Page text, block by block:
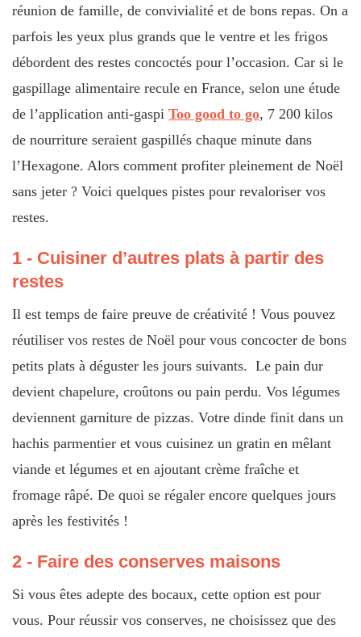
réunion de famille, de convivialité et de bons repas. On a
parfois les yeux plus grands que le ventre et les frigos
débordent des restes concoctés pour l’occasion. Car si le
gaspillage alimentaire recule en France, selon une étude
de l’application anti-gaspi Too good to go, 7 200 kilos
de nourriture seraient gaspillés chaque minute dans
l’Hexagone. Alors comment profiter pleinement de Noël
sans jeter ? Voici quelques pistes pour revaloriser vos
restes.
1 - Cuisiner d’autres plats à partir des
restes
Il est temps de faire preuve de créativité ! Vous pouvez
réutiliser vos restes de Noël pour vous concocter de bons
petits plats à déguster les jours suivants. Le pain dur
devient chapelure, croûtons ou pain perdu. Vos légumes
deviennent garniture de pizzas. Votre dinde finit dans un
hachis parmentier et vous cuisinez un gratin en mêlant
viande et légumes et en ajoutant crème fraîche et
fromage râpé. De quoi se régaler encore quelques jours
après les festivités !
2 - Faire des conserves maisons
Si vous êtes adepte des bocaux, cette option est pour
vous. Pour réussir vos conserves, ne choisissez que des